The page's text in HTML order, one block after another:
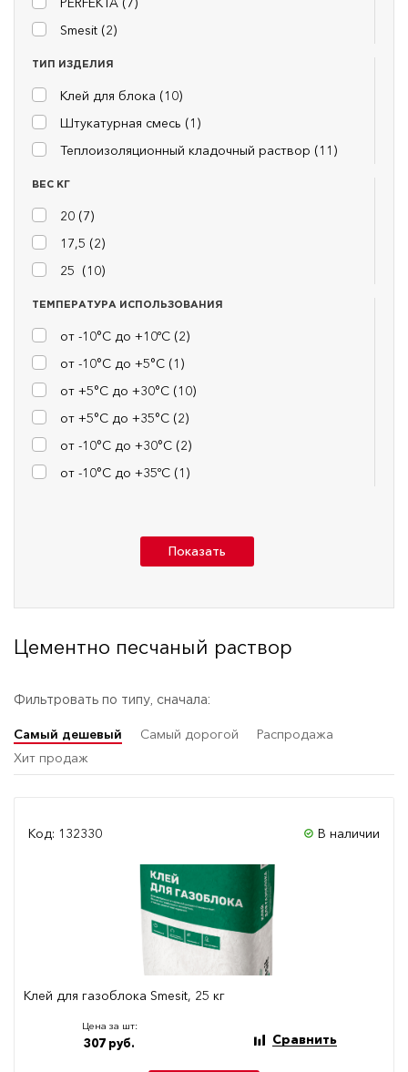
Smesit (2)
ТИП ИЗДЕЛИЯ
Клей для блока (10)
Штукатурная смесь (1 )
Теплоизоляционный кладочный раствор (11 )
ВЕС КГ
20 (7)
17,5 (2)
25 (10)
ТЕМПЕРАТУРА ИСПОЛЬЗОВАНИЯ
от -10°С до +10ºС (2)
от -10°С до +5°С (1 )
от +5°С до +30°С (10)
от +5°С до +35°С (2)
от -10°С до +30°С (2)
от -10°С до +35ºС (1 )
Показать
Цементно песчаный раствор
Фильтровать по типу, сначала:
Самый дешевый Самый дорогой
Распродажа
Хит продаж
Код: 132330 В наличии
Клей для газоблока Smesit, 25 кг
Цена за шт:
307 руб. Сравнить